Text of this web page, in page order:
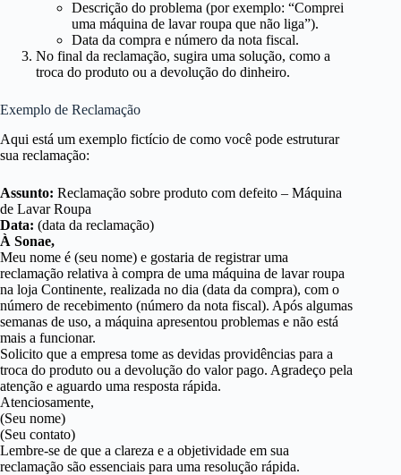
Descrição do problema (por exemplo: “Comprei
uma máquina de lavar roupa que não liga”).
Data da compra e número da nota fiscal.
No final da reclamação, sugira uma solução, como a
troca do produto ou a devolução do dinheiro.
Exemplo de Reclamação
Aqui está um exemplo fictício de como você pode estruturar
sua reclamação:
Assunto: Reclamação sobre produto com defeito – Máquina
de Lavar Roupa
Data: (data da reclamação)
À Sonae,
Meu nome é (seu nome) e gostaria de registrar uma
reclamação relativa à compra de uma máquina de lavar roupa
na loja Continente, realizada no dia (data da compra), com o
número de recebimento (número da nota fiscal). Após algumas
semanas de uso, a máquina apresentou problemas e não está
mais a funcionar.
Solicito que a empresa tome as devidas providências para a
troca do produto ou a devolução do valor pago. Agradeço pela
atenção e aguardo uma resposta rápida.
Atenciosamente,
(Seu nome)
(Seu contato)
Lembre-se de que a clareza e a objetividade em sua
reclamação são essenciais para uma resolução rápida.